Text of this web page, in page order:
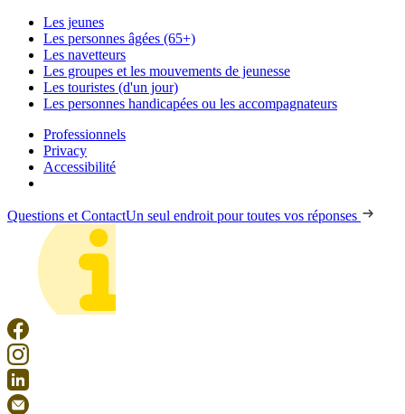
Les jeunes
Les personnes âgées (65+)
Les navetteurs
Les groupes et les mouvements de jeunesse
Les touristes (d'un jour)
Les personnes handicapées ou les accompagnateurs
Professionnels
Privacy
Accessibilité
Questions et ContactUn seul endroit pour toutes vos réponses